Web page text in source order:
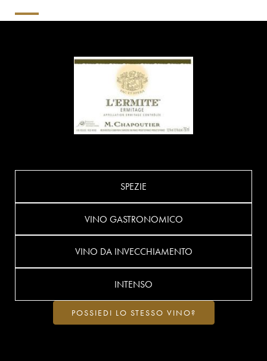
SPEZIE
VINO GASTRONOMICO
VINO DA INVECCHIAMENTO
INTENSO
POSSIEDI LO STESSO VINO?